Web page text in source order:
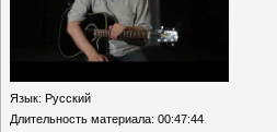
Язык: Русский
Длительность материала: 00:47:44